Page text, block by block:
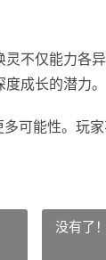
不仅能力各
成长的潜力
可能性。玩
没有了！